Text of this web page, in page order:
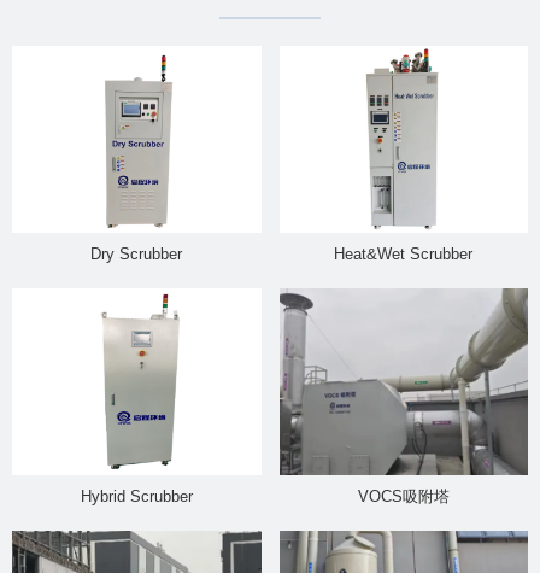
Dry Scrubber Heat&Wet Scrubber
Hybrid Scrubber VOCS吸附塔